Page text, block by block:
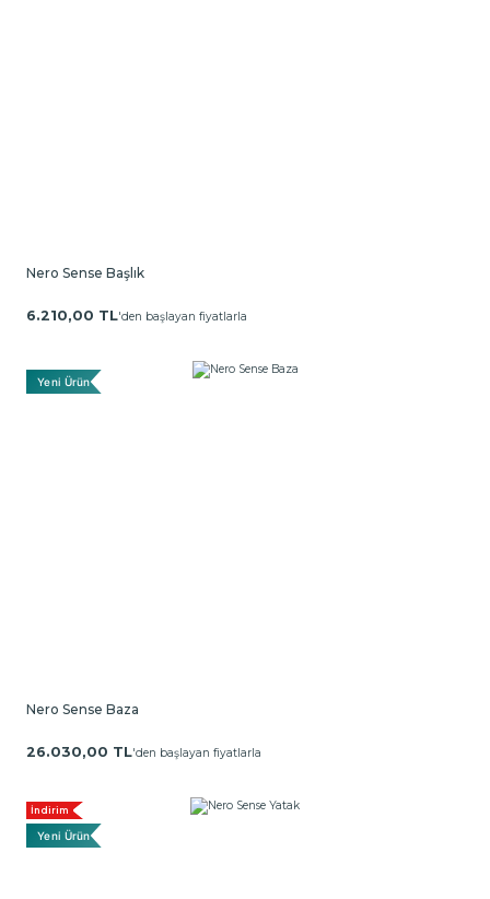
Nero Sense Başlık
6.210,00 TL'den başlayan fiyatlarla
Yeni Ürün
Nero Sense Baza
26.030,00 TL'den başlayan fiyatlarla
İndirim
Yeni Ürün